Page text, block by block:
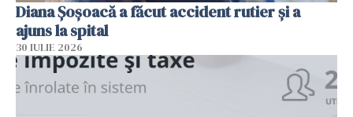
Diana Șoșoacă a făcut accident rutier și a
ajuns la spital
30 IULIE 2026